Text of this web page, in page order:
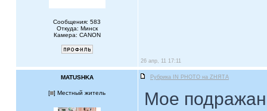
Сообщения: 583
Откуда: Минск
Камера: CANON
26 апр, 11 17:11
MATUSHKA Рубрика IN PHOTO на ZНЯТА
[ ] Местный житель
Мое